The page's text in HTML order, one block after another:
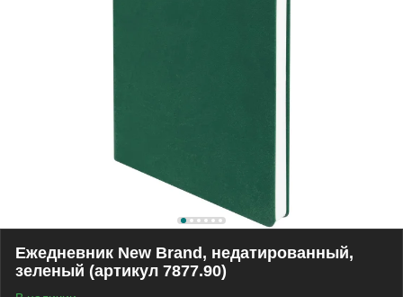
Ежедневник New Brand, недатированный,
зеленый (артикул 7877.90)